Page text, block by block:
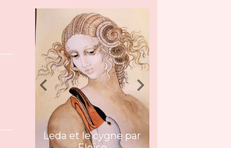
Leda et le cygne par